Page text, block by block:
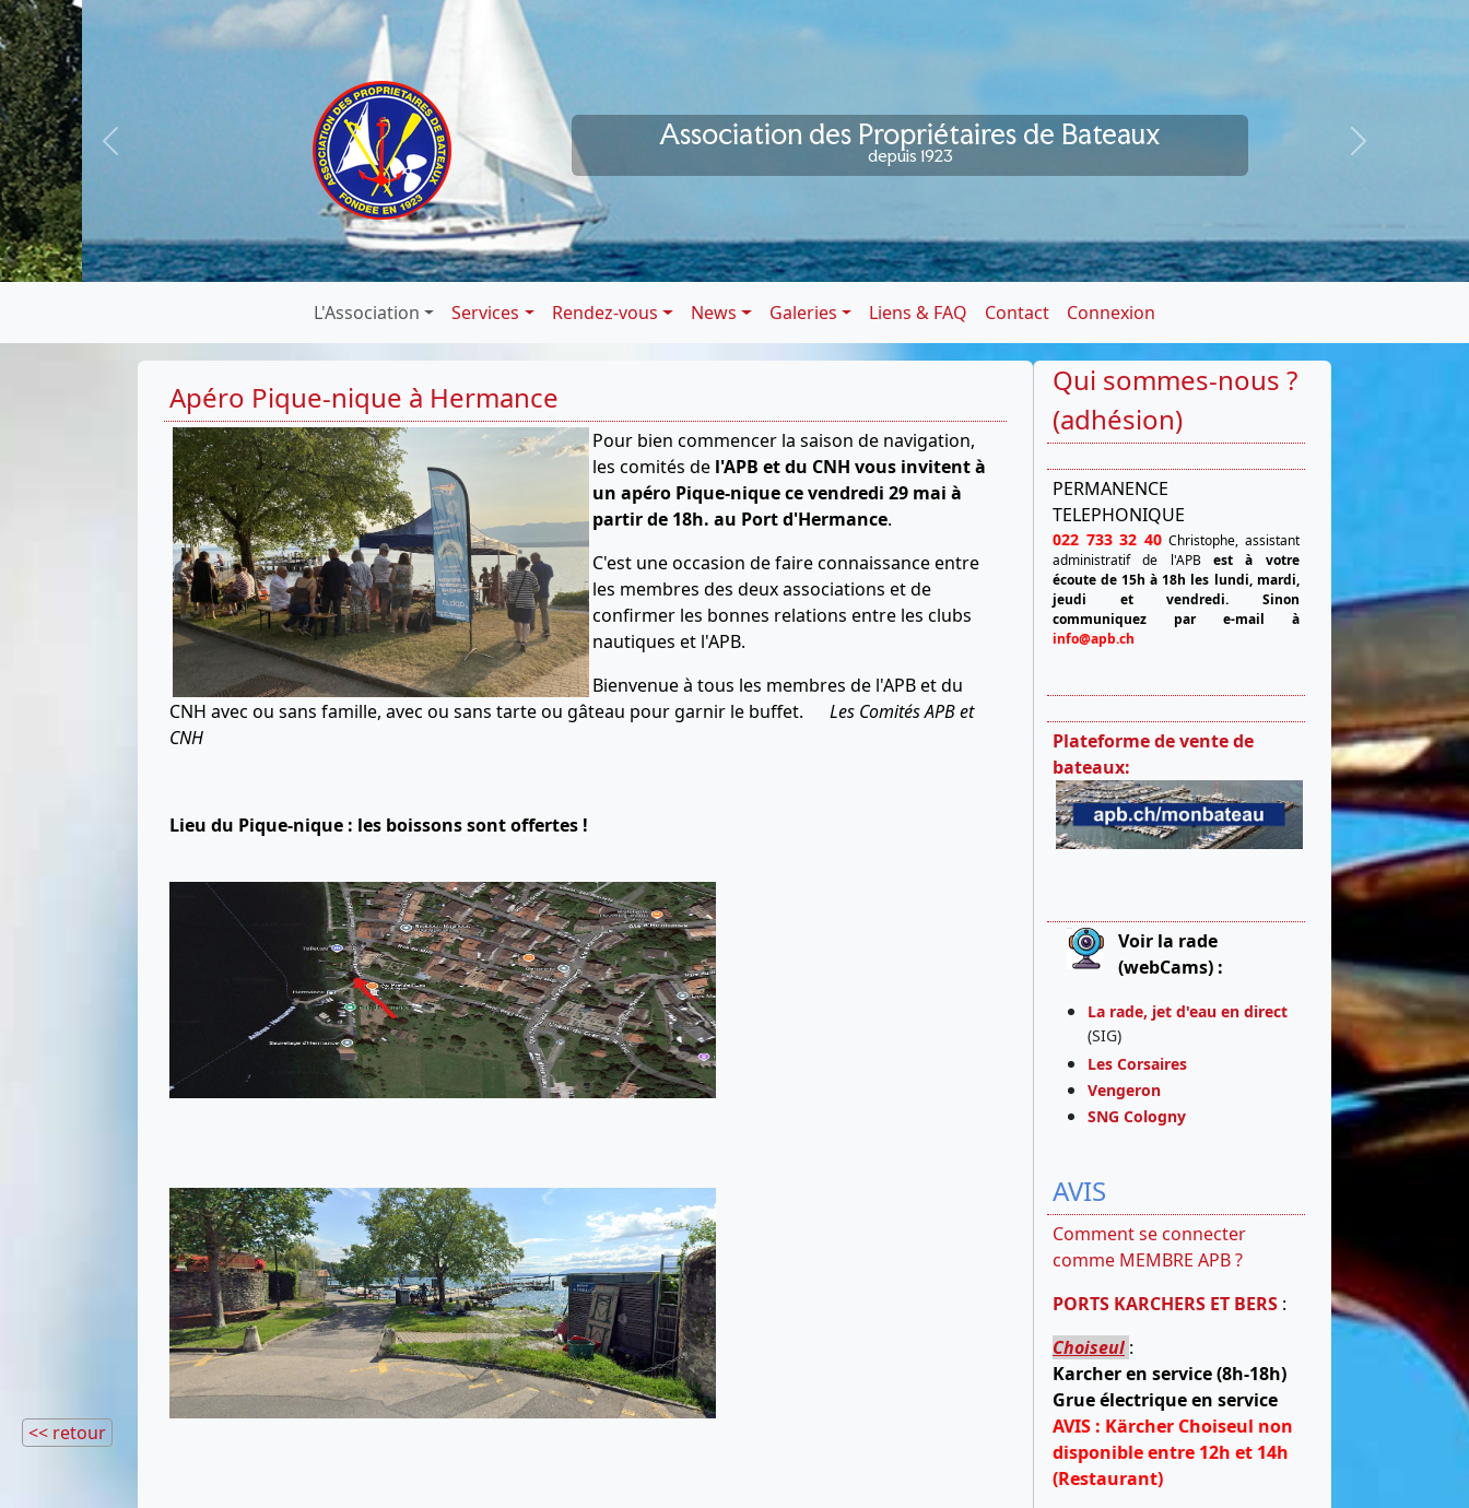
Association des Propriétaires de Bateaux
depuis 1923
Previous Next
L'Association Services Rendez-vous News Galeries Liens & FAQ Contact Connexion
Apéro Pique-nique à Hermance
Pour bien commencer la saison de navigation,
les comités de l'APB et du CNH vous invitent à
un apéro Pique-nique ce vendredi 29 mai à
partir de 18h. au Port d'Hermance.
C'est une occasion de faire connaissance entre
les membres des deux associations et de
confirmer les bonnes relations entre les clubs
nautiques et l'APB.
Bienvenue à tous les membres de l'APB et du
CNH avec ou sans famille, avec ou sans tarte ou gâteau pour garnir le buffet. Les Comités APB et
CNH
Lieu du Pique-nique : les boissons sont offertes !
<< retour
Qui sommes-nous ?
(adhésion)
PERMANENCE
TELEPHONIQUE
022 733 32 40 Christophe, assistant
administratif de l'APB est à votre
écoute de 15h à 18h les lundi, mardi,
jeudi et vendredi. Sinon
communiquez par e-mail à
info@apb.ch
Plateforme de vente de
bateaux:
Voir la rade
(webCams) :
La rade, jet d'eau en direct
(SIG)
Les Corsaires
Vengeron
SNG Cologny
AVIS
Comment se connecter
comme MEMBRE APB ?
PORTS KARCHERS ET BERS :
Choiseul :
Karcher en service (8h-18h)
Grue électrique en service
AVIS : Kärcher Choiseul non
disponible entre 12h et 14h
(Restaurant)